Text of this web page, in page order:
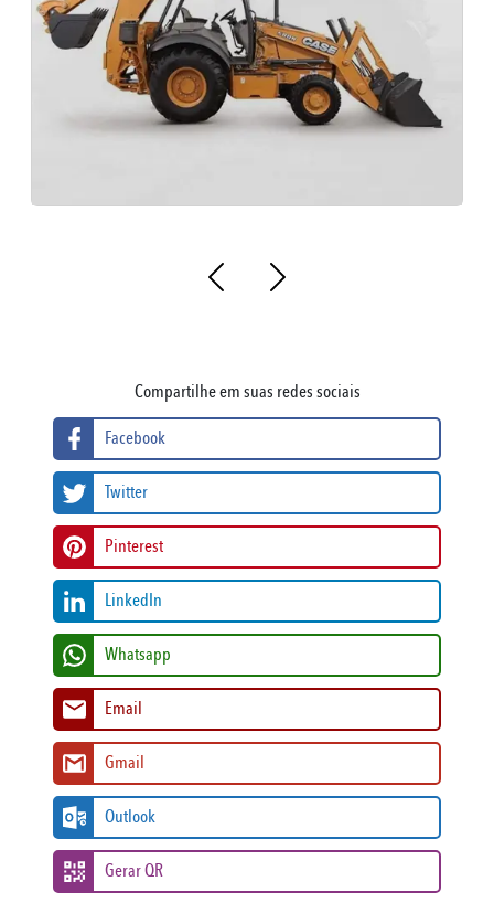
Compartilhe em suas redes sociais
Facebook
Twitter
Pinterest
LinkedIn
Whatsapp
Email
Gmail
Outlook
Gerar QR